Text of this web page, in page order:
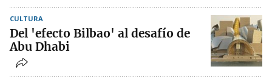
CULTURA
Del 'efecto Bilbao' al desafío de
Abu Dhabi